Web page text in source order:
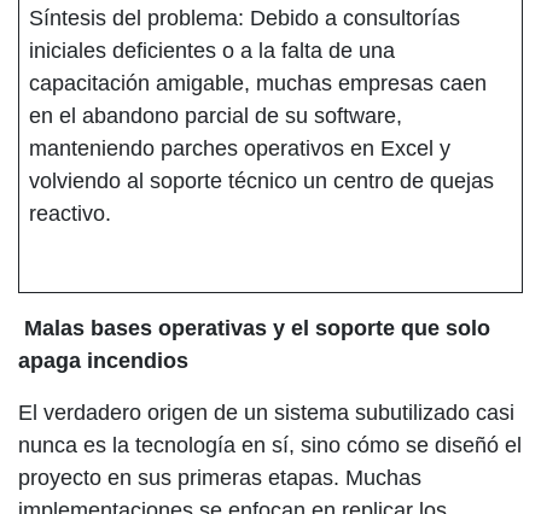
Síntesis del problema: Debido a consultorías
iniciales deficientes o a la falta de una
capacitación amigable, muchas empresas caen
en el abandono parcial de su software,
manteniendo parches operativos en Excel y
volviendo al soporte técnico un centro de quejas
reactivo.
Malas bases operativas y el soporte que solo
apaga incendios
El verdadero origen de un sistema subutilizado casi
nunca es la tecnología en sí, sino cómo se diseñó el
proyecto en sus primeras etapas. Muchas